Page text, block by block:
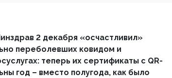
2 декабря «осчастливил»
переболевших ковидом и
теперь их сертификаты с QR-
год – вместо полугода, как было